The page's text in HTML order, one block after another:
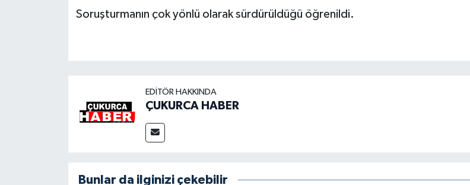
Soruşturmanın çok yönlü olarak sürdürüldüğü öğrenildi.
EDITÖR HAKKINDA
ÇUKURCA HABER
Bunlar da ilginizi çekebilir